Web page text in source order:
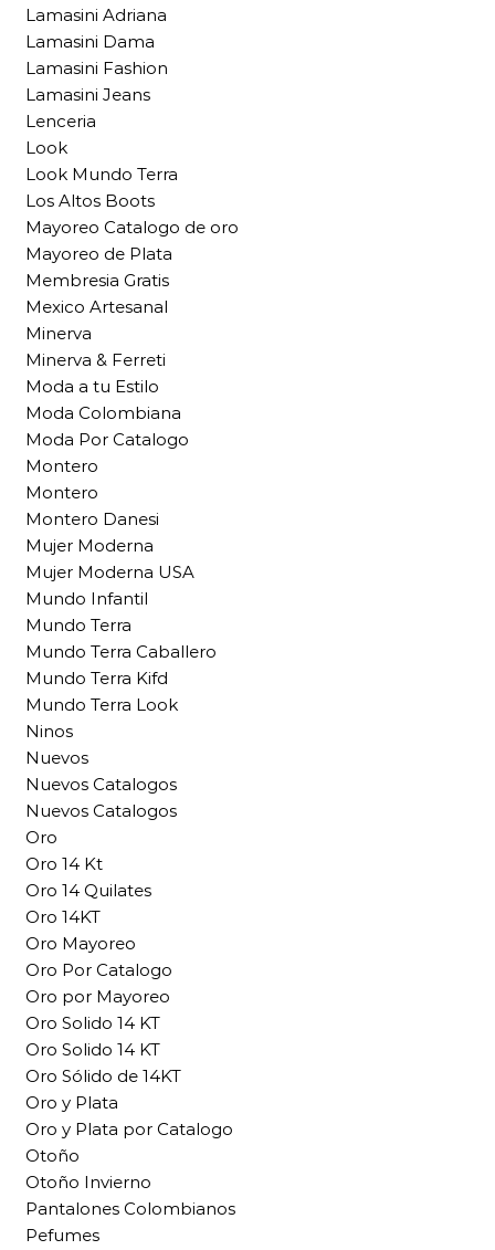
Lamasini Adriana
Lamasini Dama
Lamasini Fashion
Lamasini Jeans
Lenceria
Look
Look Mundo Terra
Los Altos Boots
Mayoreo Catalogo de oro
Mayoreo de Plata
Membresia Gratis
Mexico Artesanal
Minerva
Minerva & Ferreti
Moda a tu Estilo
Moda Colombiana
Moda Por Catalogo
Montero
Montero
Montero Danesi
Mujer Moderna
Mujer Moderna USA
Mundo Infantil
Mundo Terra
Mundo Terra Caballero
Mundo Terra Kifd
Mundo Terra Look
Ninos
Nuevos
Nuevos Catalogos
Nuevos Catalogos
Oro
Oro 14 Kt
Oro 14 Quilates
Oro 14KT
Oro Mayoreo
Oro Por Catalogo
Oro por Mayoreo
Oro Solido 14 KT
Oro Solido 14 KT
Oro Sólido de 14KT
Oro y Plata
Oro y Plata por Catalogo
Otoño
Otoño Invierno
Pantalones Colombianos
Pefumes